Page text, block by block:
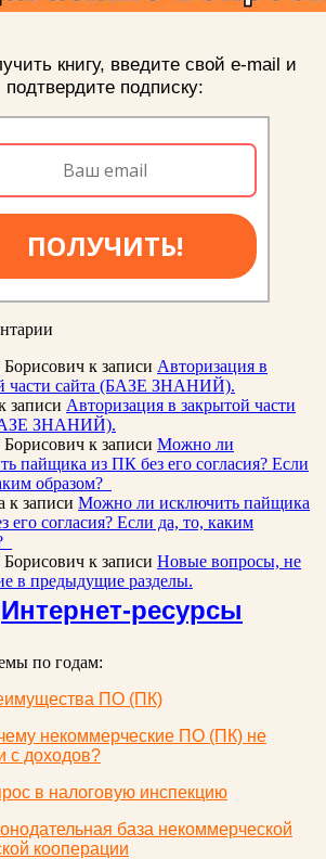
книгу, введите свой e-mail и
подтвердите подписку:
ПОЛУЧИТЬ!
к записи Авторизация в
части сайта (БАЗЕ ЗНАНИЙ).
записи Авторизация в закрытой части
ЗНАНИЙ).
к записи Можно ли
пайщика из ПК без его согласия? Если
образом?
к записи Можно ли исключить пайщика
его согласия? Если да, то, каким
к записи Новые вопросы, не
в предыдущие разделы.
Интернет-ресурсы
по годам:
ПО (ПК)
некоммерческие ПО (ПК) не
с доходов?
в налоговую инспекцию
база некоммерческой
кооперации